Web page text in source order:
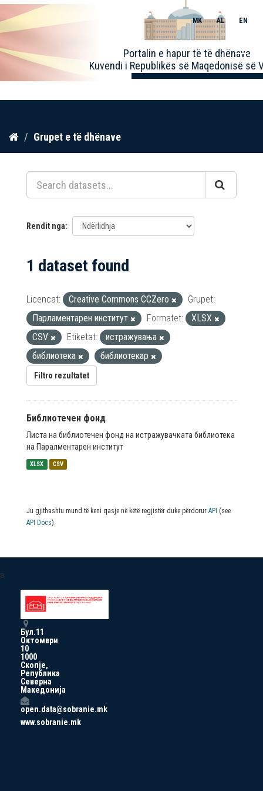
Kalo
përmbajtja
Portalin e hapur të të dhënave
Kuvendi i Republikës së Maqedonisë së
MK AL EN
Toggle
Grupet e të dhënave
Rendit nga
1 dataset found
Licencat: Creative Commons CCZero
Grupet:
Парламентарен институт
Formatet:
XLSX
CSV
Etiketat:
истражувања
библиотека
библиотекар
Filtro rezultatet
Библиотечен фонд
Листа на библиотечен фонд на истражувачката библиотека
на Паралментарен институт
XLSX CSV
Ju gjithashtu mund të keni qasje në këtë regjistër duke përdorur API (see
API Docs).
a
Бул.11
Октомври
10
1000
Скопје,
Република
Северна
Македонија
open.data@sobranie.mk
www.sobranie.mk